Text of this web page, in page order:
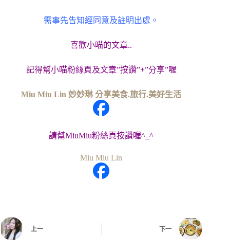
需事先告知經同意及註明出處。
喜歡小喵的文章..
記得幫小喵粉絲頁及文章”按讚”+”分享”喔
Miu Miu Lin 妙妙琳 分享美食.旅行.美好生活
請幫MiuMiu粉絲頁按讚喔^_^
Miu Miu Lin
上一 下一